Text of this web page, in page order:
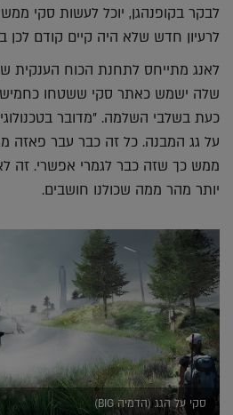
לבקר בקופנהגן, יוכל לעשות סקי
לרעיון חדש שלא היה קיים קודם לכן
לאנג מתייחס לתחנת הכוח הענקית
שלה ישמש כאתר סקי ששטחו
כעת בשלבי השלמה. "מדובר
על גג המבנה. כל זה כבר עבר פאזה
ממש כך שזה כבר לגמרי אפשרי. זה
יותר מהר ממה שכולנו חושבים.
סקי על הגג (הדמיה BIG)